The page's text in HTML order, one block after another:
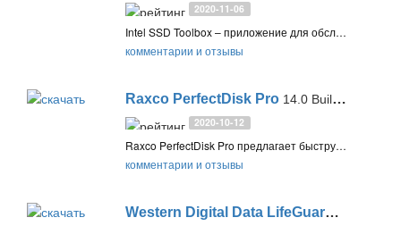
2020-11-06
Intel SSD Toolbox – приложение для обслуживания, получения информации и обновления прошивки твёрдотельных SSD накопителей Intel
комментарии и отзывы
Raxco PerfectDisk Pro 14.0 Build 900
2020-10-12
Raxco PerfectDisk Pro предлагает быструю оптимизацию для жестких дисков HDD и SSD-накопителей, обладает полной совместимостью с Windows 11/10 и включает расширенный S.M.A.R.T. мониторинг физических дисков
комментарии и отзывы
Western Digital Data LifeGuard Diagnostics